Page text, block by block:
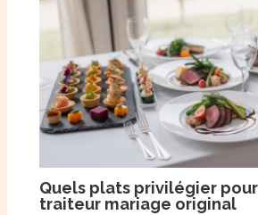
Quels plats privilégier
traiteur mariage original